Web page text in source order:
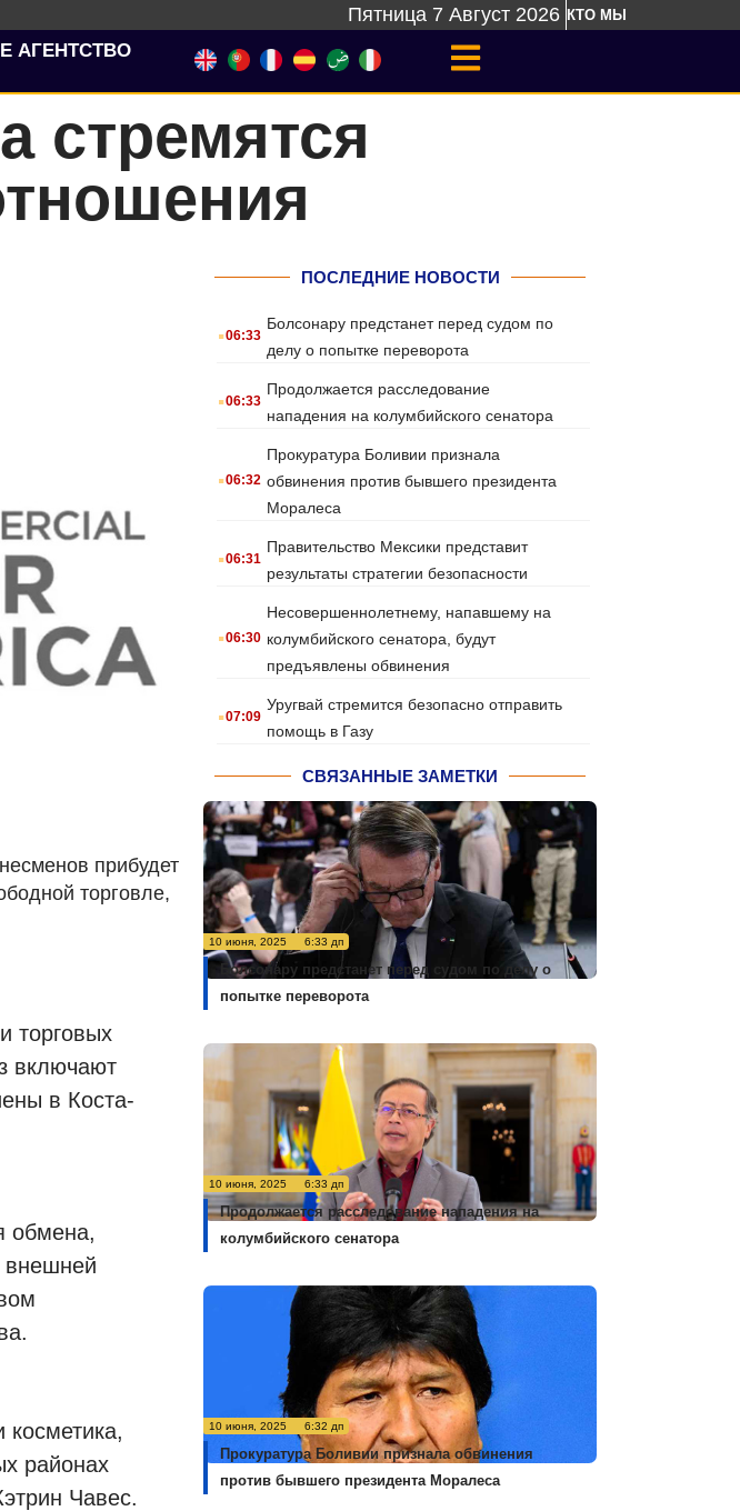
Пятница 7 Август 2026 КТО МЫ
АГЕНТСТВО
стремятся
прибудет
торговле,
торговых
включают
в Коста-
обмена,
внешней
районах
Чавес.
ПОСЛЕДНИЕ НОВОСТИ
.06:33
Болсонару предстанет перед судом по
делу о попытке переворота
.06:33
Продолжается расследование
нападения на колумбийского сенатора
.06:32
Прокуратура Боливии признала
обвинения против бывшего президента
Моралеса
.06:31
Правительство Мексики представит
результаты стратегии безопасности
.06:30
Несовершеннолетнему, напавшему на
колумбийского сенатора, будут
предъявлены обвинения
.07:09
Уругвай стремится безопасно отправить
помощь в Газу
СВЯЗАННЫЕ ЗАМЕТКИ
10 июня, 2025 6:33 дп
Болсонару предстанет перед судом по делу о
попытке переворота
10 июня, 2025 6:33 дп
Продолжается расследование нападения на
колумбийского сенатора
10 июня, 2025 6:32 дп
Прокуратура Боливии признала обвинения
против бывшего президента Моралеса